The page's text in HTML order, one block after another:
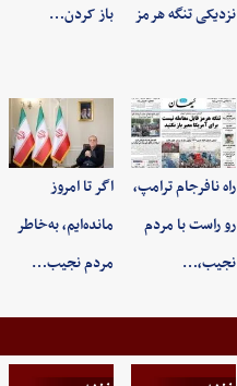
نزدیکی تنگه هرمز
باز کردن…
راه نافرجام ترامپ،
رو راست با مردم
نجیب،…
اگر تا امروز
مانده‌ایم، به‌خاطر
مردم نجیب…